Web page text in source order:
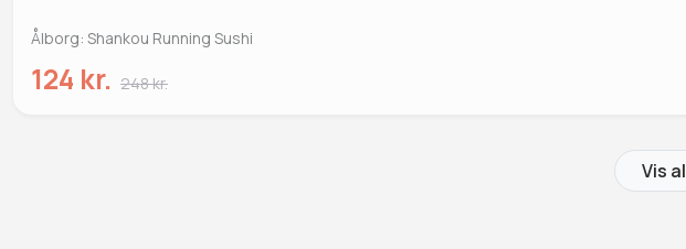
Ålborg: Shankou Running Sushi
124 kr. 248 kr.
Vis